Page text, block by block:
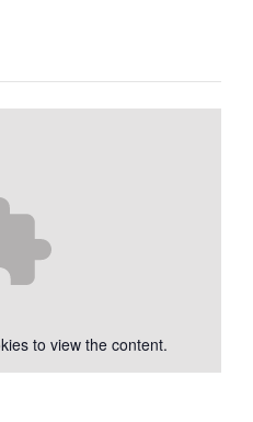
to view the content.